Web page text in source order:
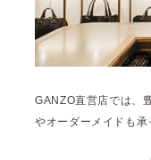
GANZO直営店では、
やオーダーメイドも承